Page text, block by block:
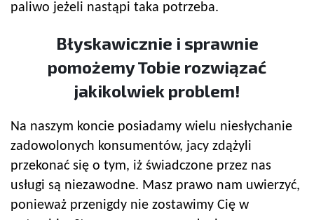
paliwo jeżeli nastąpi taka potrzeba.
Błyskawicznie i sprawnie
pomożemy Tobie rozwiązać
jakikolwiek problem!
Na naszym koncie posiadamy wielu niesłychanie
zadowolonych konsumentów, jacy zdążyli
przekonać się o tym, iż świadczone przez nas
usługi są niezawodne. Masz prawo nam uwierzyć,
ponieważ przenigdy nie zostawimy Cię w